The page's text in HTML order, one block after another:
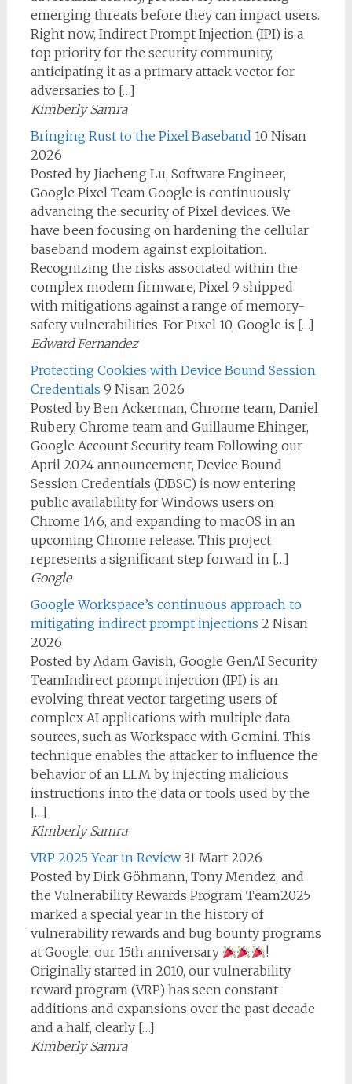
emerging threats before they can impact users.
Right now, Indirect Prompt Injection (IPI) is a
top priority for the security community,
anticipating it as a primary attack vector for
adversaries to […]
Kimberly Samra
Bringing Rust to the Pixel Baseband 10 Nisan
2026
Posted by Jiacheng Lu, Software Engineer,
Google Pixel Team Google is continuously
advancing the security of Pixel devices. We
have been focusing on hardening the cellular
baseband modem against exploitation.
Recognizing the risks associated within the
complex modem firmware, Pixel 9 shipped
with mitigations against a range of memory-
safety vulnerabilities. For Pixel 10, Google is […]
Edward Fernandez
Protecting Cookies with Device Bound Session
Credentials 9 Nisan 2026
Posted by Ben Ackerman, Chrome team, Daniel
Rubery, Chrome team and Guillaume Ehinger,
Google Account Security team Following our
April 2024 announcement, Device Bound
Session Credentials (DBSC) is now entering
public availability for Windows users on
Chrome 146, and expanding to macOS in an
upcoming Chrome release. This project
represents a significant step forward in […]
Google
Google Workspace’s continuous approach to
mitigating indirect prompt injections 2 Nisan
2026
Posted by Adam Gavish, Google GenAI Security
TeamIndirect prompt injection (IPI) is an
evolving threat vector targeting users of
complex AI applications with multiple data
sources, such as Workspace with Gemini. This
technique enables the attacker to influence the
behavior of an LLM by injecting malicious
instructions into the data or tools used by the
[…]
Kimberly Samra
VRP 2025 Year in Review 31 Mart 2026
Posted by Dirk Göhmann, Tony Mendez, and
the Vulnerability Rewards Program Team2025
marked a special year in the history of
vulnerability rewards and bug bounty programs
at Google: our 15th anniversary
!
Originally started in 2010, our vulnerability
reward program (VRP) has seen constant
additions and expansions over the past decade
and a half, clearly […]
Kimberly Samra